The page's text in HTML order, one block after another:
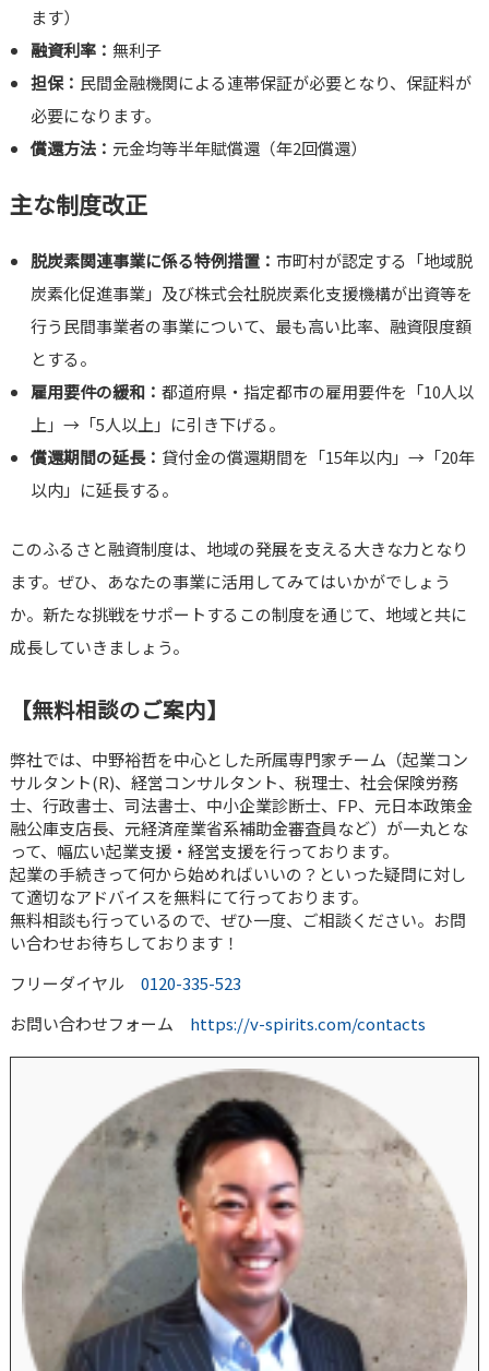
ます）
融資利率： 無利子
担保： 民間金融機関による連帯保証が必要となり、保証料が
必要になります。
償還方法： 元金均等半年賦償還（年2回償還）
主な制度改正
脱炭素関連事業に係る特例措置：市町村が認定する「地域脱
炭素化促進事業」及び株式会社脱炭素化支援機構が出資等を
行う民間事業者の事業について、最も高い比率、融資限度額
とする。
雇用要件の緩和：都道府県・指定都市の雇用要件を「10人以
上」→「5人以上」に引き下げる。
償還期間の延長： 貸付金の償還期間を「15年以内」→「20年
以内」に延長する。
このふるさと融資制度は、地域の発展を支える大きな力となり
ます。ぜひ、あなたの事業に活用してみてはいかがでしょう
か。新たな挑戦をサポートするこの制度を通じて、地域と共に
成長していきましょう。
【無料相談のご案内】
弊社では、中野裕哲を中心とした所属専門家チーム（起業コン
サルタント(R)、経営コンサルタント、税理士、社会保険労務
士、行政書士、司法書士、中小企業診断士、FP、元日本政策金
融公庫支店長、元経済産業省系補助金審査員など）が一丸とな
って、幅広い起業支援・経営支援を行っております。
起業の手続きって何から始めればいいの？といった疑問に対し
て適切なアドバイスを無料にて行っております。
無料相談も行っているので、ぜひ一度、ご相談ください。お問
い合わせお待ちしております！
フリーダイヤル 0120-335-523
お問い合わせフォーム https://v-spirits.com/contacts